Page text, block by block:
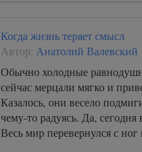
Когда жизнь теряет смысл
Автор: Анатолий Валевский
Обычно холодные
сейчас мерцали мягко и
Казалось, они весело
чему-то радуясь. Да, сегодня
Весь мир перевернулся с ног